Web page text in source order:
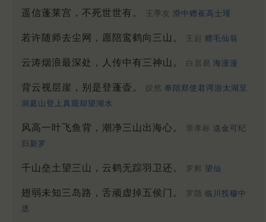
遥信蓬莱宫，不死世世有。 王季友 滑中赠崔高士瑾
若许随师去尘网，愿陪鸾鹤向三山。 王起 赠毛仙翁
云涛烟浪最深处，人传中有三神山。 白居易 海漫漫
背云视层崖，别是登蓬壶。 皎然 奉陪郑使君谔游太湖至
洞庭山登上真观却望湖水
风高一叶飞鱼背，潮净三山出海心。 章孝标 送金可纪
归新罗
千山垒土望三山，云鹤无踪羽卫还。 罗邺 望仙
翅弱未知三岛路，舌顽虚掉五侯门。 罗隐 临川投穆中
丞